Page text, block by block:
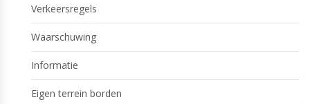
Verkeersregels
Waarschuwing
Informatie
Eigen terrein borden